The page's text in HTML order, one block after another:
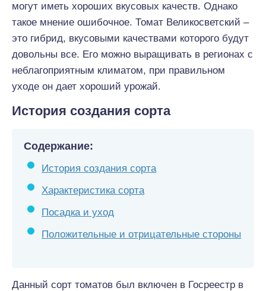
могут иметь хороших вкусовых качеств. Однако
такое мнение ошибочное. Томат Великосветский –
это гибрид, вкусовыми качествами которого будут
довольны все. Его можно выращивать в регионах с
неблагоприятным климатом, при правильном
уходе он дает хороший урожай.
История создания сорта
Содержание:
История создания сорта
Характеристика сорта
Посадка и уход
Положительные и отрицательные стороны
Данный сорт томатов был включен в Госреестр в